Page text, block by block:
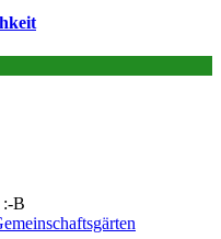
:-B